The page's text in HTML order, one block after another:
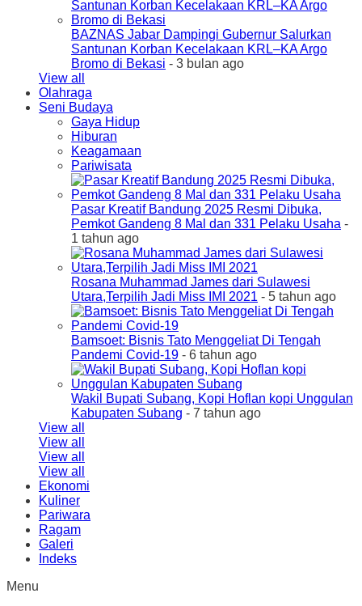
BAZNAS Jabar Dampingi Gubernur Salurkan
Santunan Korban Kecelakaan KRL–KA Argo
Bromo di Bekasi - 3 bulan ago
View all
Olahraga
Seni Budaya
Gaya Hidup
Hiburan
Keagamaan
Pariwisata
Pasar Kreatif Bandung 2025 Resmi Dibuka,
Pemkot Gandeng 8 Mal dan 331 Pelaku Usaha -
1 tahun ago
Rosana Muhammad James dari Sulawesi
Utara,Terpilih Jadi Miss IMI 2021 - 5 tahun ago
Bamsoet: Bisnis Tato Menggeliat Di Tengah
Pandemi Covid-19 - 6 tahun ago
Wakil Bupati Subang, Kopi Hoflan kopi Unggulan
Kabupaten Subang - 7 tahun ago
View all
View all
View all
View all
Ekonomi
Kuliner
Pariwara
Ragam
Galeri
Indeks
Menu